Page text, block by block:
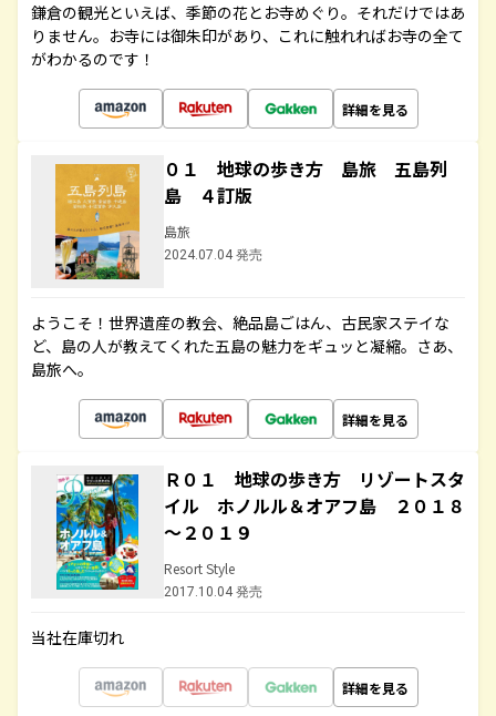
鎌倉の観光といえば、季節の花とお寺めぐり。それだけではあ
りません。お寺には御朱印があり、これに触れればお寺の全て
がわかるのです！
詳細を見る
０１ 地球の歩き方 島旅 五島列
島 ４訂版
島旅
2024.07.04 発売
ようこそ！世界遺産の教会、絶品島ごはん、古民家ステイな
ど、島の人が教えてくれた五島の魅力をギュッと凝縮。さあ、
島旅へ。
詳細を見る
Ｒ０１ 地球の歩き方 リゾートスタ
イル ホノルル＆オアフ島 ２０１８
～２０１９
Resort Style
2017.10.04 発売
当社在庫切れ
詳細を見る